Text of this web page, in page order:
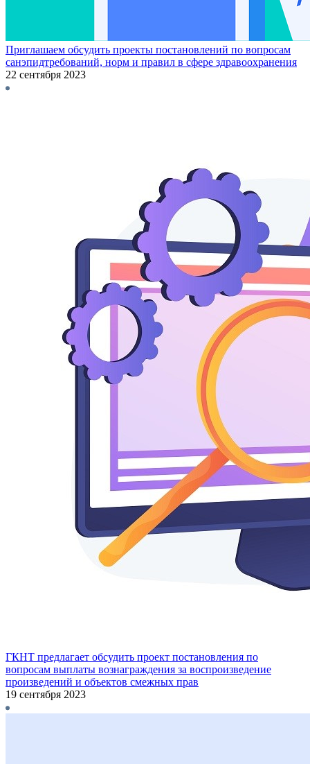
Приглашаем обсудить проекты постановлений по вопросам
санэпидтребований, норм и правил в сфере здравоохранения
22 сентября 2023
ГКНТ предлагает обсудить проект постановления по
вопросам выплаты вознаграждения за воспроизведение
произведений и объектов смежных прав
19 сентября 2023